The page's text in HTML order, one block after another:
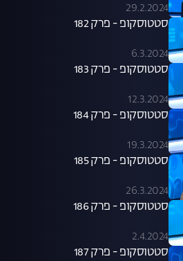
29.2.2024
סטטוסקופ - פרק 182
6.3.2024
סטטוסקופ - פרק 183
12.3.2024
סטטוסקופ - פרק 184
19.3.2024
סטטוסקופ - פרק 185
26.3.2024
סטטוסקופ - פרק 186
2.4.2024
סטטוסקופ - פרק 187